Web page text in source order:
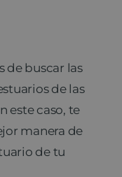
de buscar las
de las
este caso, te
manera de
de tu